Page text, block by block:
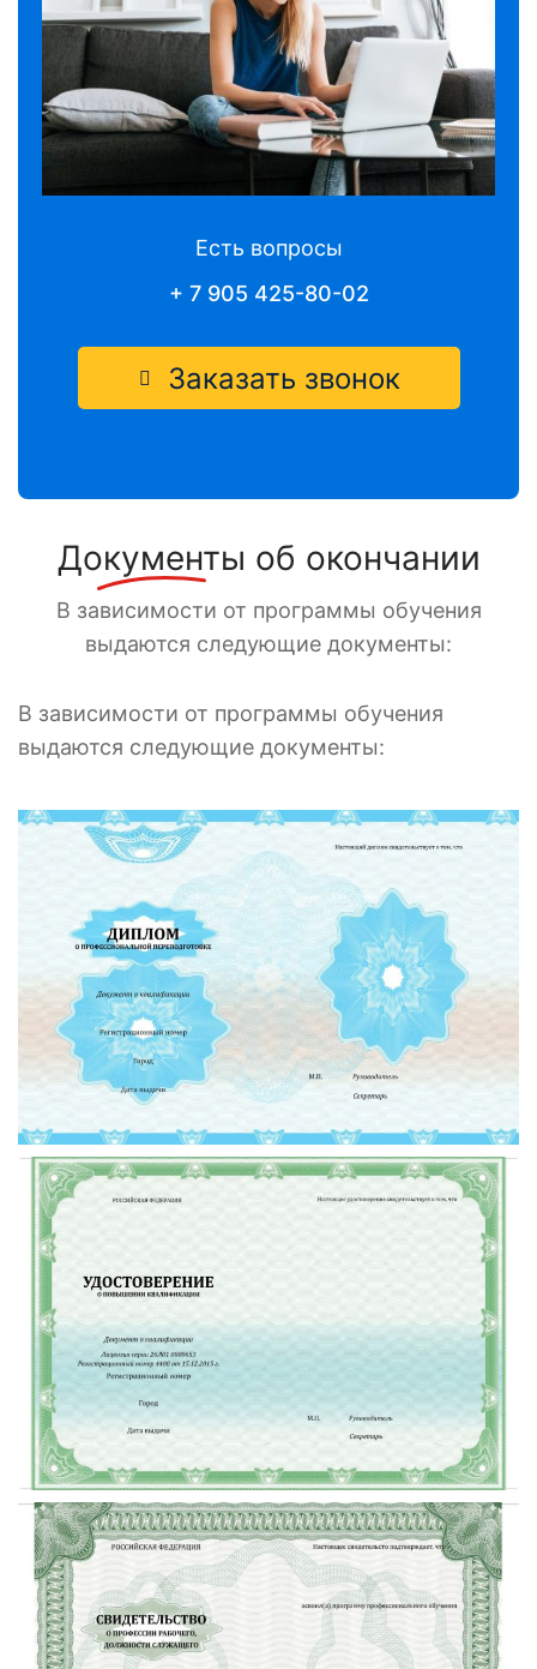
Есть вопросы
+ 7 905 425-80-02
Заказать звонок
Документы об окончании
В зависимости от программы обучения
выдаются следующие документы:
В зависимости от программы обучения
выдаются следующие документы: